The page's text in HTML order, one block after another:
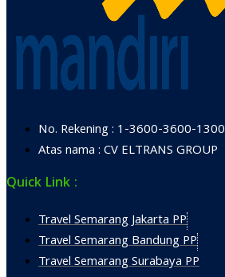
No. Rekening : 1-3600-3600-1300
Atas nama : CV ELTRANS GROUP
Quick Link :
Travel Semarang Jakarta PP
Travel Semarang Bandung PP
Travel Semarang Surabaya PP